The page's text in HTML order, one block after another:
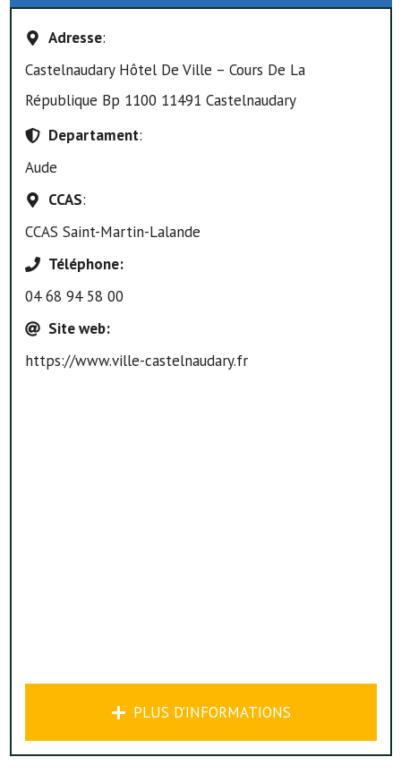
Adresse:
Castelnaudary Hôtel De Ville – Cours De La
République Bp 1100 11491 Castelnaudary
Departament:
Aude
CCAS:
CCAS Saint-Martin-Lalande
Téléphone:
04 68 94 58 00
Site web:
https://www.ville-castelnaudary.fr
PLUS D’INFORMATIONS